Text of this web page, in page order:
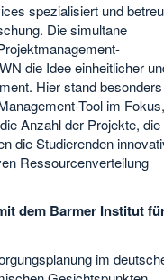
spezialisiert und
Die simultane
die Idee einheitlicher
Hier stand
Tool im Fokus,
Anzahl der Projekte, die
die Studierenden
Ressourcenverteilung
dem Barmer Institut
im